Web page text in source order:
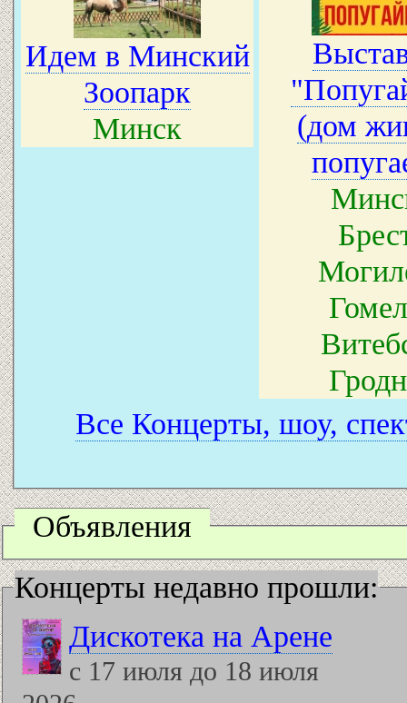
Идем в Минский
Зоопарк
Минск
(дом
Все Концерты, шоу,
Объявления
Концерты недавно прошли:
Дискотека на Арене
с 17 июля до 18 июля